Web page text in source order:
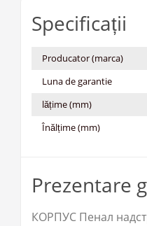
Specificații
Producator (marca)
Luna de garantie
lățime (mm)
Înălțime (mm)
Prezentare
КОРПУС Пенал